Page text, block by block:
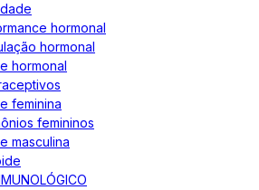
hormonal
hormonal
hormonal
feminina
femininos
masculina